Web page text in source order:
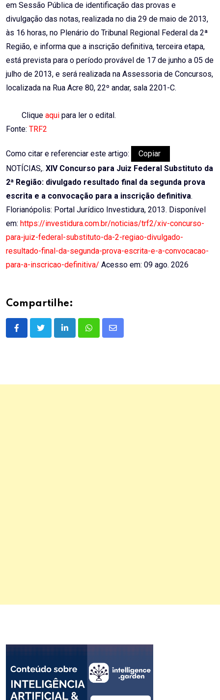
em Sessão Pública de identificação das provas e
divulgação das notas, realizada no dia 29 de maio de 2013,
às 16 horas, no Plenário do Tribunal Regional Federal da 2ª
Região, e informa que a inscrição definitiva, terceira etapa,
está prevista para o período provável de 17 de junho a 05 de
julho de 2013, e será realizada na Assessoria de Concursos,
localizada na Rua Acre 80, 22º andar, sala 2201-C.
Clique aqui para ler o edital.
Fonte: TRF2
Como citar e referenciar este artigo:
Copiar
NOTÍCIAS,. XIV Concurso para Juiz Federal Substituto da
2ª Região: divulgado resultado final da segunda prova
escrita e a convocação para a inscrição definitiva.
Florianópolis: Portal Jurídico Investidura, 2013. Disponível
em: https://investidura.com.br/noticias/trf2/xiv-concurso-
para-juiz-federal-substituto-da-2-regiao-divulgado-
resultado-final-da-segunda-prova-escrita-e-a-convocacao-
para-a-inscricao-definitiva/ Acesso em: 09 ago. 2026
Compartilhe:
LinkedInWhatsappShare